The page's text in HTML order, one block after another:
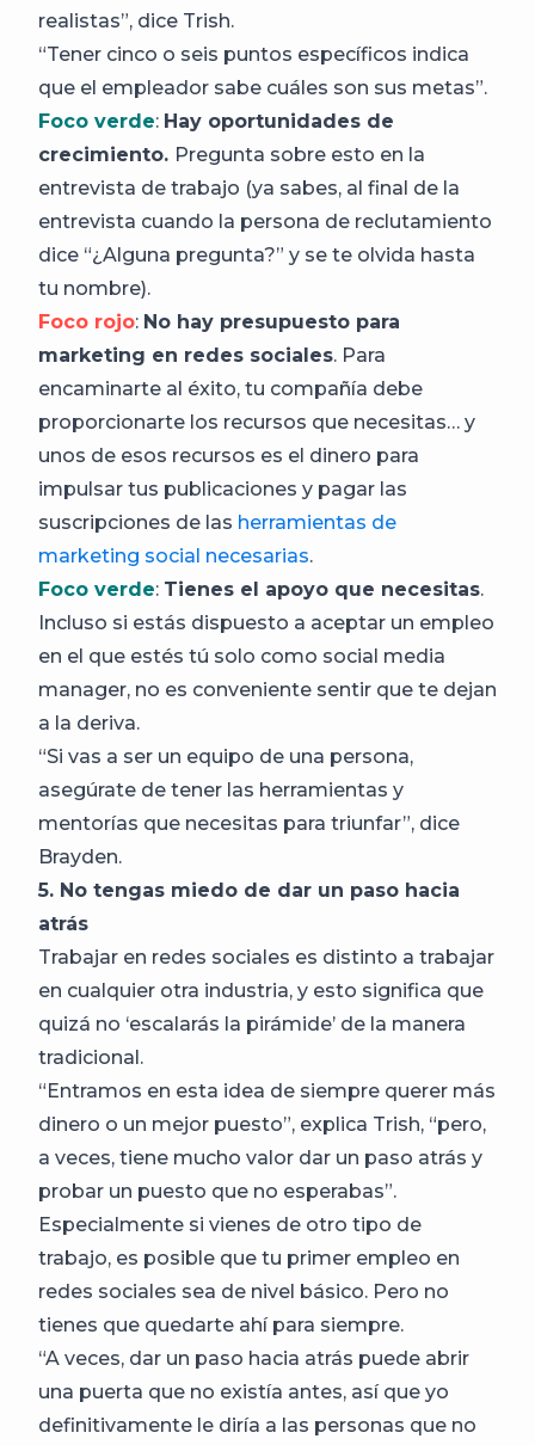
realistas”, dice Trish.
“Tener cinco o seis puntos específicos indica
que el empleador sabe cuáles son sus metas”.
Foco verde: Hay oportunidades de
crecimiento. Pregunta sobre esto en la
entrevista de trabajo (ya sabes, al final de la
entrevista cuando la persona de reclutamiento
dice “¿Alguna pregunta?” y se te olvida hasta
tu nombre).
Foco rojo: No hay presupuesto para
marketing en redes sociales. Para
encaminarte al éxito, tu compañía debe
proporcionarte los recursos que necesitas… y
unos de esos recursos es el dinero para
impulsar tus publicaciones y pagar las
suscripciones de las herramientas de
marketing social necesarias.
Foco verde: Tienes el apoyo que necesitas.
Incluso si estás dispuesto a aceptar un empleo
en el que estés tú solo como social media
manager, no es conveniente sentir que te dejan
a la deriva.
“Si vas a ser un equipo de una persona,
asegúrate de tener las herramientas y
mentorías que necesitas para triunfar”, dice
Brayden.
5. No tengas miedo de dar un paso hacia
atrás
Trabajar en redes sociales es distinto a trabajar
en cualquier otra industria, y esto significa que
quizá no ‘escalarás la pirámide’ de la manera
tradicional.
“Entramos en esta idea de siempre querer más
dinero o un mejor puesto”, explica Trish, “pero,
a veces, tiene mucho valor dar un paso atrás y
probar un puesto que no esperabas”.
Especialmente si vienes de otro tipo de
trabajo, es posible que tu primer empleo en
redes sociales sea de nivel básico. Pero no
tienes que quedarte ahí para siempre.
“A veces, dar un paso hacia atrás puede abrir
una puerta que no existía antes, así que yo
definitivamente le diría a las personas que no